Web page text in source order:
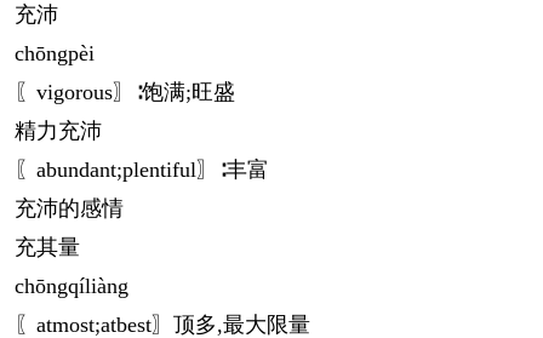
充沛
chōngpèi
〖vigorous〗∶饱满;旺盛
精力充沛
〖abundant;plentiful〗∶丰富
充沛的感情
充其量
chōngqíliàng
〖atmost;atbest〗顶多,最大限量